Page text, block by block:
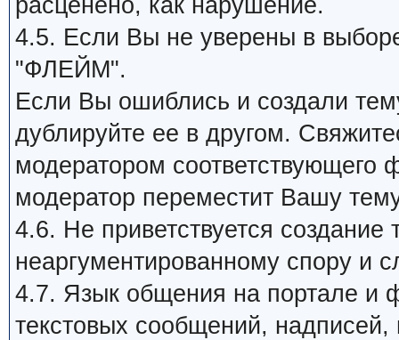
расценено, как нарушение.
4.5. Если Вы не уверены в
"ФЛЕЙМ".
Если Вы ошиблись и создали
дублируйте ее в другом.
модератором
модератор переместит Вашу
4.6. Не приветствуется
неаргументированному спору и
4.7. Язык общения на портале и
текстовых сообщений,